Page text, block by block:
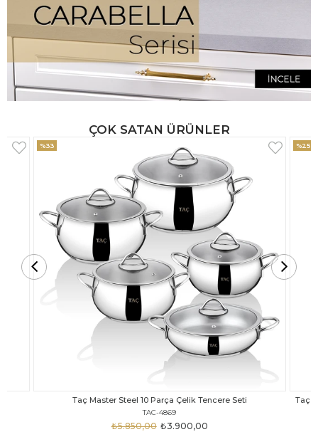
ÇOK SATAN ÜRÜNLER
Taç Carabella Döküm Cam Kapak 7 Parça Tencere Seti Siyah
TAC-3817
₺3.250,00
₺4.350,00
%25 %33